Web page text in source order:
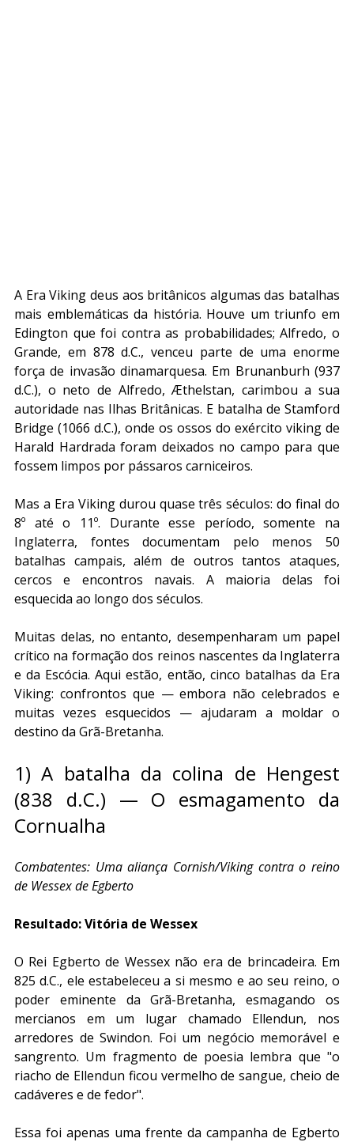
A Era Viking deus aos britânicos algumas das batalhas
mais emblemáticas da história. Houve um triunfo em
Edington que foi contra as probabilidades; Alfredo, o
Grande, em 878 d.C., venceu parte de uma enorme
força de invasão dinamarquesa. Em Brunanburh (937
d.C.), o neto de Alfredo, Æthelstan, carimbou a sua
autoridade nas Ilhas Britânicas. E batalha de Stamford
Bridge (1066 d.C.), onde os ossos do exército viking de
Harald Hardrada foram deixados no campo para que
fossem limpos por pássaros carniceiros.
Mas a Era Viking durou quase três séculos: do final do
8º até o 11º. Durante esse período, somente na
Inglaterra, fontes documentam pelo menos 50
batalhas campais, além de outros tantos ataques,
cercos e encontros navais. A maioria delas foi
esquecida ao longo dos séculos.
Muitas delas, no entanto, desempenharam um papel
crítico na formação dos reinos nascentes da Inglaterra
e da Escócia. Aqui estão, então, cinco batalhas da Era
Viking: confrontos que — embora não celebrados e
muitas vezes esquecidos — ajudaram a moldar o
destino da Grã-Bretanha.
1) A batalha da colina de Hengest
(838 d.C.) — O esmagamento da
Cornualha
Combatentes: Uma aliança Cornish/Viking contra o reino
de Wessex de Egberto
Resultado: Vitória de Wessex
O Rei Egberto de Wessex não era de brincadeira. Em
825 d.C., ele estabeleceu a si mesmo e ao seu reino, o
poder eminente da Grã-Bretanha, esmagando os
mercianos em um lugar chamado Ellendun, nos
arredores de Swindon. Foi um negócio memorável e
sangrento. Um fragmento de poesia lembra que "o
riacho de Ellendun ficou vermelho de sangue, cheio de
cadáveres e de fedor".
Essa foi apenas uma frente da campanha de Egberto